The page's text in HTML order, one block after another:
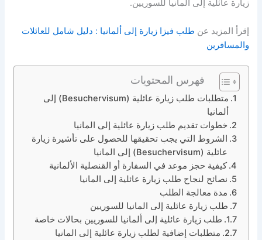
زيارة عائلية إلى المانيا للسوريين.
إقرأ المزيد عن طلب فيزا زيارة إلى ألمانيا : دليل شامل للعائلات
والمسافرين
فهرس المحتويات
متطلبات طلب زيارة عائلية (Besuchervisum) إلى
ألمانيا
خطوات تقديم طلب زيارة عائلية إلى المانيا
الشروط التي يجب تحقيقها للحصول على تأشيرة زيارة
عائلية (Besuchervisum) إلى المانيا
كيفية حجز موعد في السفارة أو القنصلية الألمانية
نصائح لنجاح طلب زيارة عائلية إلى المانيا
مدة معالجة الطلب
طلب زيارة عائلية إلى المانيا للسوريين
طلب زيارة عائلية إلى ألمانيا للسوريين بحالات خاصة
متطلبات إضافية لطلب زيارة عائلية إلى المانيا